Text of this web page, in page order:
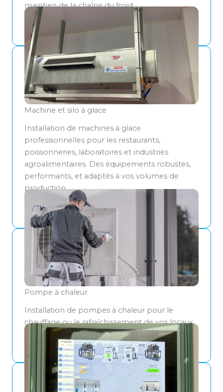
maintien de la chaîne du froid.
NOS INSTALLATIONS
Machine et silo à glace
Installation de machines à glace
professionnelles pour les restaurants,
poissonneries, laboratoires et industries
agroalimentaires. Des équipements robustes,
performants, et adaptés à vos volumes de
production.
DÉCOUVREZ NOS PRESTATIONS
Pompe à chaleur
Installation de pompes à chaleur pour le
chauffage ou le rafraîchissement de vos locaux.
PLUS D'INFORMATIONS